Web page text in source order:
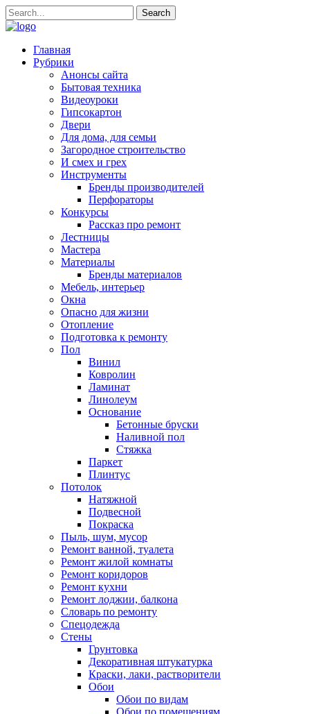
Главная
Рубрики
Анонсы сайта
Бытовая техника
Видеоуроки
Гипсокартон
Двери
Для дома, для семьи
Загородное строительство
И смех и грех
Инструменты
Бренды производителей
Перфораторы
Конкурсы
Рассказ про ремонт
Лестницы
Мастера
Материалы
Бренды материалов
Мебель, интерьер
Окна
Опасно для жизни
Отопление
Подготовка к ремонту
Пол
Винил
Ковролин
Ламинат
Линолеум
Основание
Бетонные бруски
Наливной пол
Стяжка
Паркет
Плинтус
Потолок
Натяжной
Подвесной
Покраска
Пыль, шум, мусор
Ремонт ванной, туалета
Ремонт жилой комнаты
Ремонт коридоров
Ремонт кухни
Ремонт лоджии, балкона
Словарь по ремонту
Спецодежда
Стены
Грунтовка
Декоративная штукатурка
Краски, лаки, растворители
Обои
Обои по видам
Обои по помещениям